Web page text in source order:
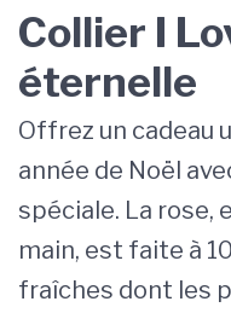
Collier I
éternelle
Offrez un cadeau
année de Noël
spéciale. La rose,
main, est faite à
fraîches dont les